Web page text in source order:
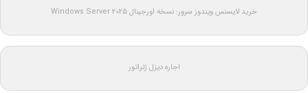
خرید لایسنس ویندوز سرور: نسخه اورجینال Windows Server 2025
اجاره دیزل ژنراتور